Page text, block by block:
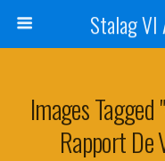
Stalag
Images
Rapport